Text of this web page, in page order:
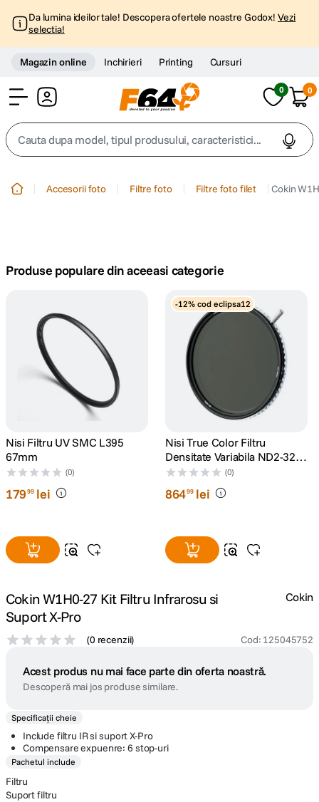
Da lumina ideilor tale! Descopera ofertele noastre Godox! Vezi
selectia!
Magazin online Inchirieri Printing Cursuri
0 0
Cauta dupa model, tipul produsului, caracteristici...
trepied telefon
peak design
. canon sx740 hs
lavaliera
card memorie
8 ulanzi
9. insta 360
Accesorii foto Filtre foto Filtre foto filet Cokin
Produse populare din aceeasi categorie
Nisi Filtru UV SMC L395
67mm
(0)
17999 lei
-12% cod eclipsa12
Nisi True Color Filtru
Densitate Variabila ND2-32
67mm
(0)
86499 lei
Cokin W1H0-27 Kit Filtru Infrarosu si
Suport X-Pro
(0 recenzii) Cod: 125045752
Cokin
Acest produs nu mai face parte din oferta noastră.
Descoperă mai jos produse similare.
Specificații cheie
Include filtru IR si suport X-Pro
Compensare expuenre: 6 stop-uri
Pachetul include
Filtru
Suport filtru